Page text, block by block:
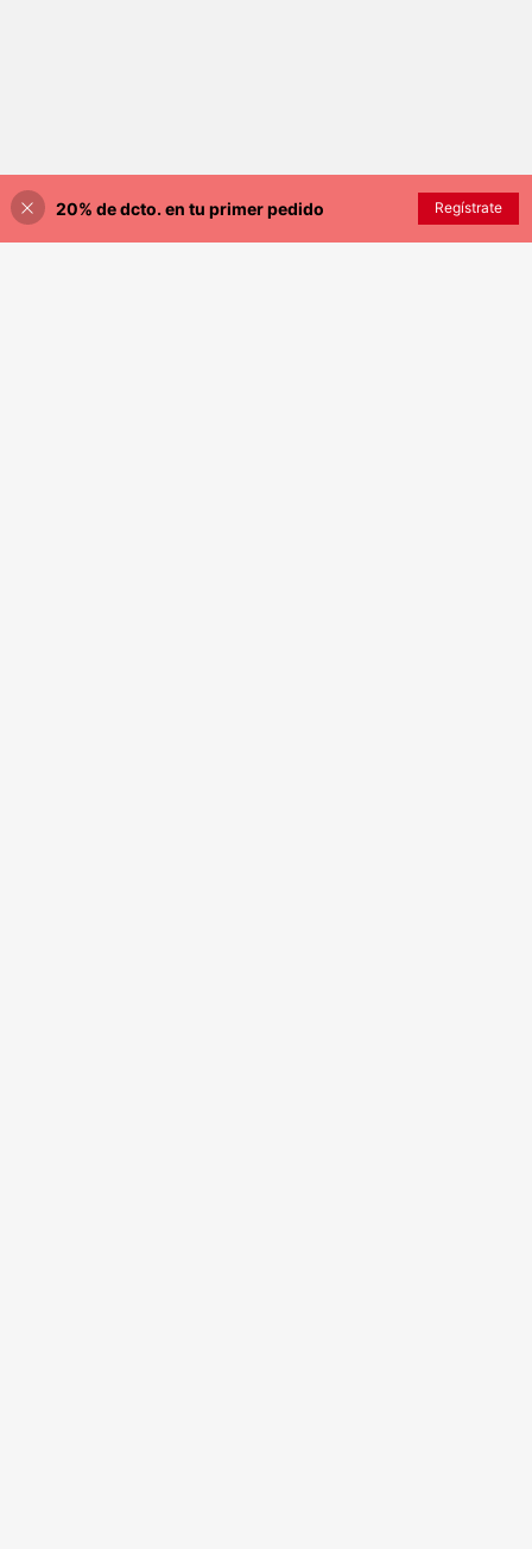
¡40% DE DESCUENTO! AÑADIR A LA BOLSA
20% de dcto. en tu primer pedido Regístrate